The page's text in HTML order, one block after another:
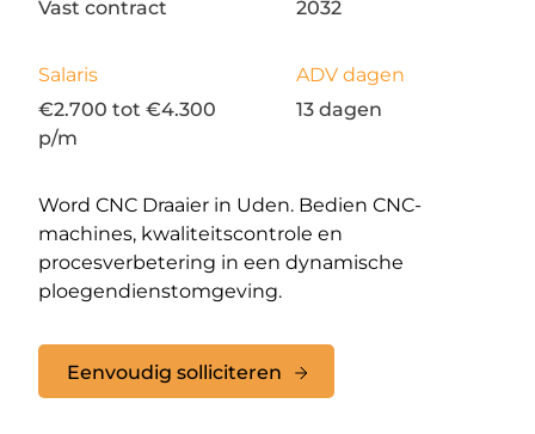
Vast contract
2032
Salaris
€2.700 tot €4.300
p/m
ADV dagen
13 dagen
Word CNC Draaier in Uden. Bedien CNC-
machines, kwaliteitscontrole en
procesverbetering in een dynamische
ploegendienstomgeving.
Eenvoudig solliciteren